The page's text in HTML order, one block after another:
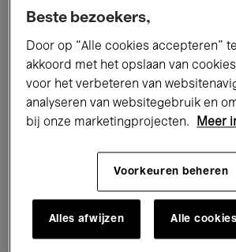
Alle evenementen
Tentoonstellingen Films
Performances Lezingen &
Jazz Klassieke Muziek
Voor iedereen Kids’ Palace
Beste bezoekers,
Door op “Alle cookies accepteren”
akkoord met het opslaan van
voor het verbeteren van
analyseren van websitegebruik en
bij onze marketingprojecten.
Meer
Voorkeuren beheren
Alles afwijzen Alle